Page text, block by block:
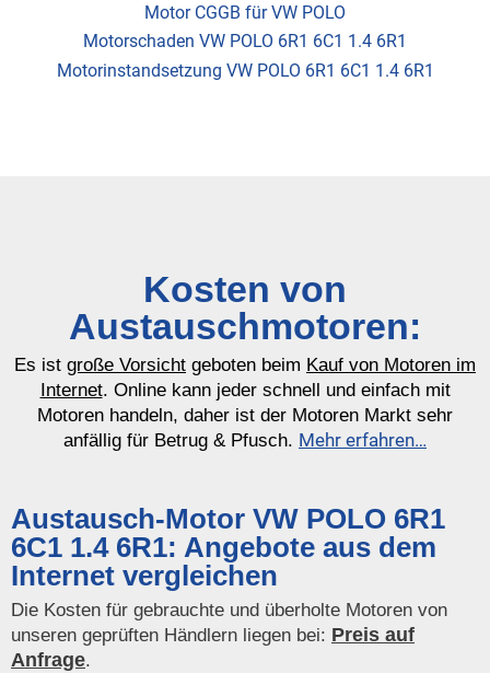
Motor CGGB für VW POLO
Motorschaden VW POLO 6R1 6C1 1.4 6R1
Motorinstandsetzung VW POLO 6R1 6C1 1.4 6R1
Kosten von
Austauschmotoren:
Es ist große Vorsicht geboten beim Kauf von Motoren im
Internet. Online kann jeder schnell und einfach mit
Motoren handeln, daher ist der Motoren Markt sehr
anfällig für Betrug & Pfusch. Mehr erfahren…
Austausch-Motor VW POLO 6R1
6C1 1.4 6R1: Angebote aus dem
Internet vergleichen
Die Kosten für gebrauchte und überholte Motoren von
unseren geprüften Händlern liegen bei: Preis auf
Anfrage.